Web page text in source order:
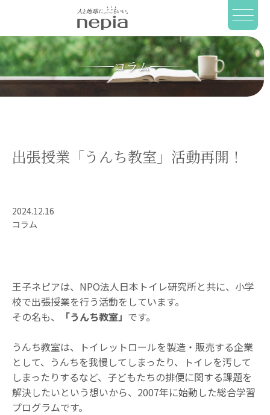
コラム
出張授業「うんち教室」活動再開！
2024.12.16
コラム
王子ネピアは、NPO法人日本トイレ研究所と共に、小学
校で出張授業を行う活動をしています。
その名も、
「うんち教室」 です。
うんち教室は、トイレットロールを製造・販売する企業
として、うんちを我慢してしまったり、トイレを汚して
しまったりするなど、子どもたちの排便に関する課題を
解決したいという想いから、2007年に始動した総合学習
プログラムです。